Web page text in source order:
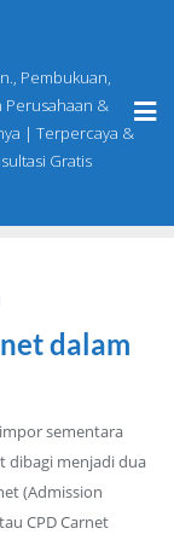
Pembukuan,
Perusahaan &
| Terpercaya &
Gratis
dalam
sementara
dibagi menjadi dua
(Admission
CPD Carnet